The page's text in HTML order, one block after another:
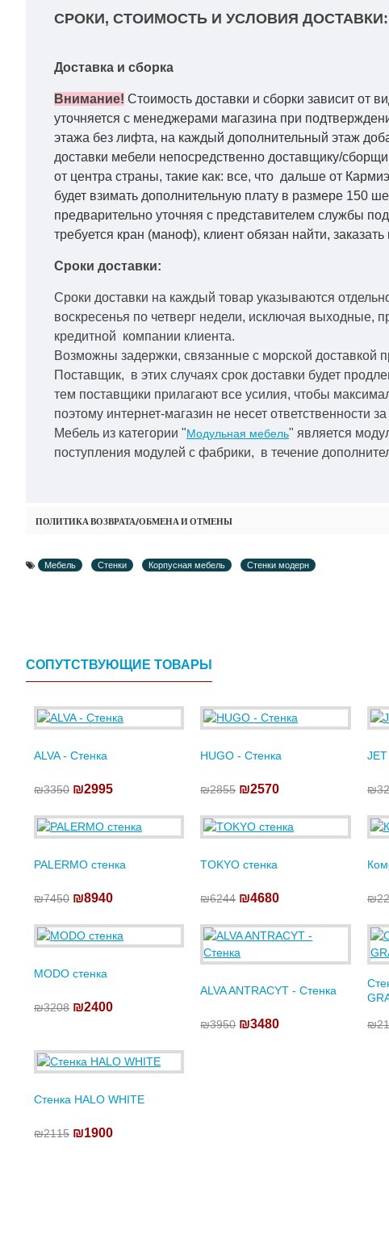
СРОКИ, СТОИМОСТЬ И УСЛОВИЯ ДОСТАВКИ:
Доставка и сборка
Внимание! Стоимость доставки и сборки зависит от
уточняется с менеджерами магазина при
этажа без лифта, на каждый дополнительный этаж
доставки мебели непосредственно доставщику/
от центра страны, такие как: все, что дальше от
будет взимать дополнительную плату в размере 150
предварительно уточняя с представителем службы
требуется кран (маноф), клиент обязан найти,
Сроки доставки:
Сроки доставки на каждый товар указываются
воскресенья по четверг недели, исключая выходные,
кредитной компании клиента.
Возможны задержки, связанные с морской доставкой
Поставщик, в этих случаях срок доставки будет
тем поставщики прилагают все усилия, чтобы
поэтому интернет-магазин не несет ответственности
Мебель из категории "Модульная мебель" является
поступления модулей с фабрики, в течение
ПОЛИТИКА ВОЗВРАТА/ОБМЕНА И ОТМЕНЫ
Мебель Стенки Корпусная мебель Стенки модерн
СОПУТСТВУЮЩИЕ ТОВАРЫ
ALVA - Стенка
₪3350 ₪2995
HUGO - Стенка
₪2855 ₪2570
PALERMO стенка
₪7450 ₪8940
TOKYO стенка
₪6244 ₪4680
MODO стенка
₪3208 ₪2400
ALVA ANTRACYT - Стенка
₪3950 ₪3480
Стенка HALO WHITE
₪2115 ₪1900